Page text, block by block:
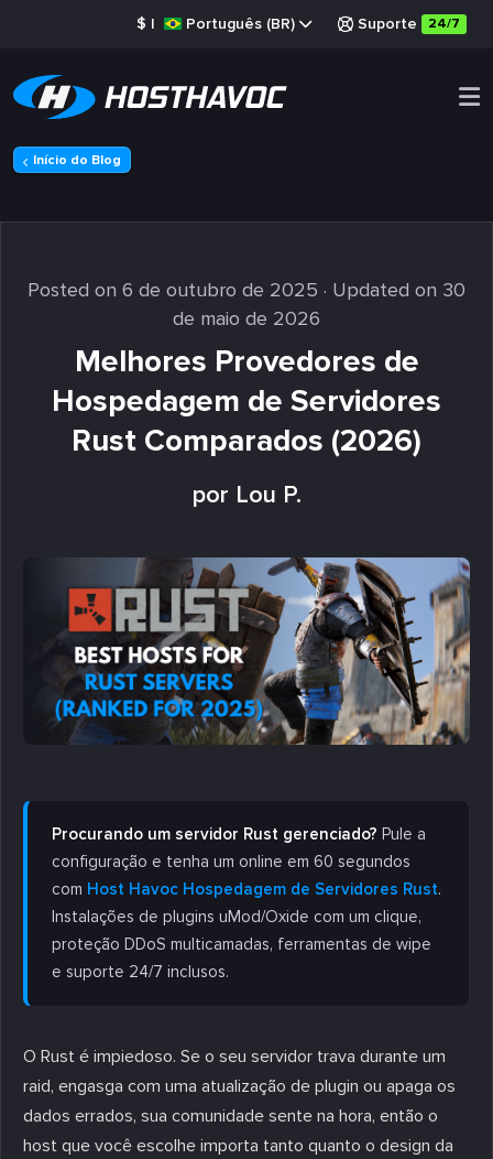
$ | Português (BR) Suporte 24/7
Início do Blog
Posted on 6 de outubro de 2025 · Updated on 30
de maio de 2026
Melhores Provedores de
Hospedagem de Servidores
Rust Comparados (2026)
por Lou P.
Procurando um servidor Rust gerenciado? Pule a
configuração e tenha um online em 60 segundos
com Host Havoc Hospedagem de Servidores Rust.
Instalações de plugins uMod/Oxide com um clique,
proteção DDoS multicamadas, ferramentas de wipe
e suporte 24/7 inclusos.
O Rust é impiedoso. Se o seu servidor trava durante um
raid, engasga com uma atualização de plugin ou apaga os
dados errados, sua comunidade sente na hora, então o
host que você escolhe importa tanto quanto o design da